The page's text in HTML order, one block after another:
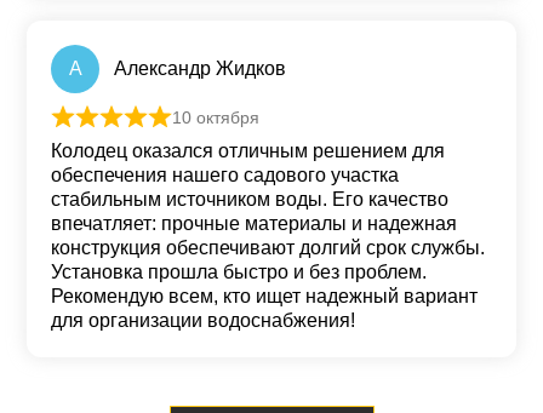
А Александр Жидков
Оценка
10 октября
Колодец оказался отличным решением для
обеспечения нашего садового участка
стабильным источником воды. Его качество
впечатляет: прочные материалы и надежная
конструкция обеспечивают долгий срок службы.
Установка прошла быстро и без проблем.
Рекомендую всем, кто ищет надежный вариант
для организации водоснабжения!